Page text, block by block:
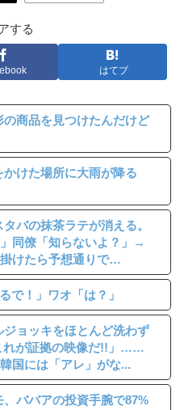
する
はてブ
商品を見つけたんだけど
かけた場所に大雨が降る
バの抹茶ラテが消える。
同僚「知らないよ？」→
けたら予想通りで…
で！」ワオ「は？」
ョッキをほとんど洗わず
れが証拠の映像だ!!」……
国には「アレ」がな...
、ババアの投資手腕で87%